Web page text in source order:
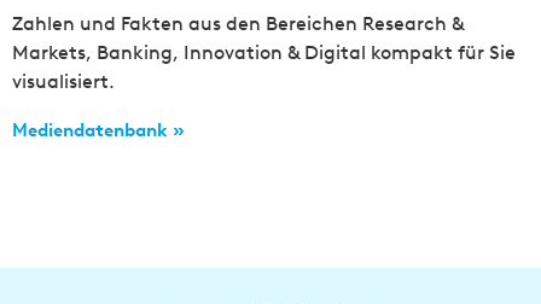
Zahlen und Fakten aus den Bereichen Research &
Markets, Banking, Innovation & Digital kompakt für Sie
visualisiert.
Mediendatenbank »